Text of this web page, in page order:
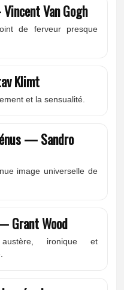
Van Gogh
de ferveur presque
Klimt
et la sensualité.
— Sandro
image universelle de
Grant Wood
ironique et